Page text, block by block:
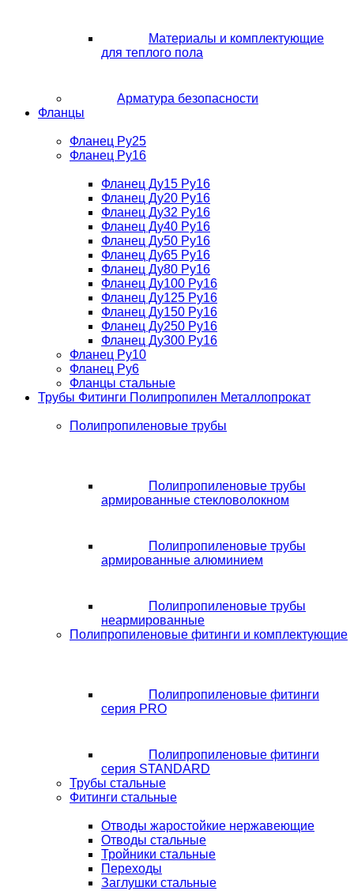
Материалы и комплектующие
для теплого пола
Арматура безопасности
Фланцы
Фланец Ру25
Фланец Ру16
Фланец Ду15 Ру16
Фланец Ду20 Ру16
Фланец Ду32 Ру16
Фланец Ду40 Ру16
Фланец Ду50 Ру16
Фланец Ду65 Ру16
Фланец Ду80 Ру16
Фланец Ду100 Ру16
Фланец Ду125 Ру16
Фланец Ду150 Ру16
Фланец Ду250 Ру16
Фланец Ду300 Ру16
Фланец Ру10
Фланец Ру6
Фланцы стальные
Трубы Фитинги Полипропилен Металлопрокат
Полипропиленовые трубы
Полипропиленовые трубы
армированные стекловолокном
Полипропиленовые трубы
армированные алюминием
Полипропиленовые трубы
неармированные
Полипропиленовые фитинги и комплектующие
Полипропиленовые фитинги
серия PRO
Полипропиленовые фитинги
серия STANDARD
Трубы стальные
Фитинги стальные
Отводы жаростойкие нержавеющие
Отводы стальные
Тройники стальные
Переходы
Заглушки стальные